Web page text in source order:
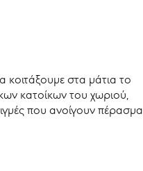
στα μάτια το
κατοίκων του χωριού,
που ανοίγουν πέρασμα